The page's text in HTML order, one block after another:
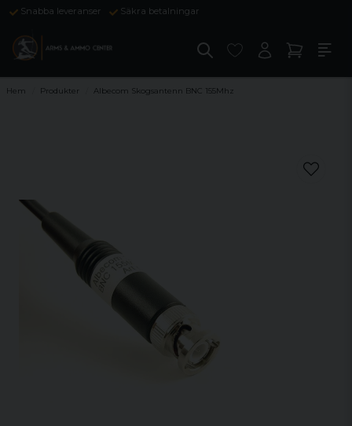
Snabba leveranser Säkra betalningar
Hem Produkter Albecom Skogsantenn BNC 155Mhz